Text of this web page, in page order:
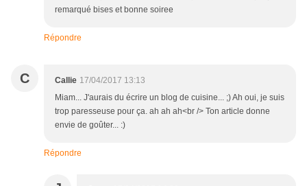
remarqué bises et bonne soiree
Répondre
C Callie 17/04/2017 13:13
Miam... J'aurais du écrire un blog de cuisine... ;) Ah oui, je suis
trop paresseuse pour ça. ah ah ah<br /> Ton article donne
envie de goûter... :)
Répondre